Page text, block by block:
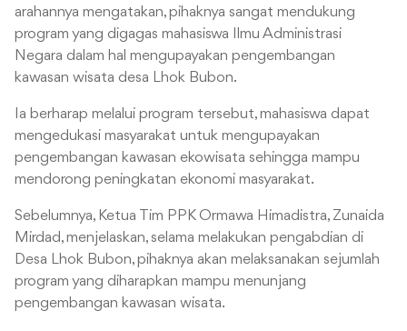
arahannya mengatakan, pihaknya sangat mendukung
program yang digagas mahasiswa Ilmu Administrasi
Negara dalam hal mengupayakan pengembangan
kawasan wisata desa Lhok Bubon.
Ia berharap melalui program tersebut, mahasiswa dapat
mengedukasi masyarakat untuk mengupayakan
pengembangan kawasan ekowisata sehingga mampu
mendorong peningkatan ekonomi masyarakat.
Sebelumnya, Ketua Tim PPK Ormawa Himadistra, Zunaida
Mirdad, menjelaskan, selama melakukan pengabdian di
Desa Lhok Bubon, pihaknya akan melaksanakan sejumlah
program yang diharapkan mampu menunjang
pengembangan kawasan wisata.